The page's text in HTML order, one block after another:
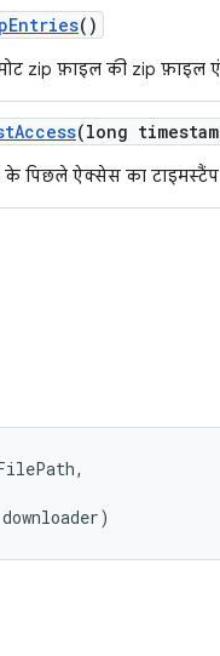
Entries()
zip फ़ाइल की zip फ़ाइल
Access(long
पिछले ऐक्सेस का
downloader)